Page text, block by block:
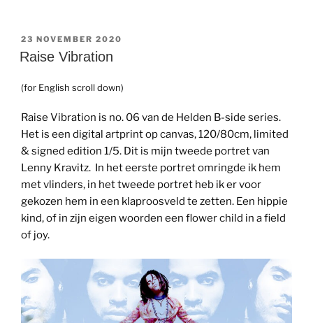
GEPLAATST
OP
23 NOVEMBER 2020
Raise Vibration
(for English scroll down)
Raise Vibration is no. 06 van de Helden B-side series.
Het is een digital artprint op canvas, 120/80cm, limited
& signed edition 1/5. Dit is mijn tweede portret van
Lenny Kravitz. In het eerste portret omringde ik hem
met vlinders, in het tweede portret heb ik er voor
gekozen hem in een klaproosveld te zetten. Een hippie
kind, of in zijn eigen woorden een flower child in a field
of joy.